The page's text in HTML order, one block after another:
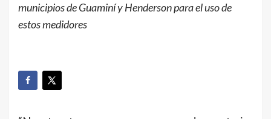
municipios de Guaminí y Henderson para el uso de
estos medidores